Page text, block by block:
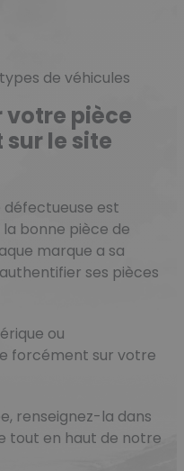
de véhicules
pièce
le site
est
bonne pièce de
marque a sa
ses pièces
ou
forcément sur votre
renseignez-la dans
tout en haut de notre